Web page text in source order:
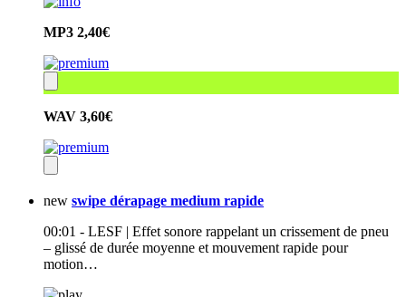
MP3 2,40€
WAV 3,60€
new swipe dérapage medium rapide
00:01 - LESF | Effet sonore rappelant un crissement de pneu
– glissé de durée moyenne et mouvement rapide pour
motion…